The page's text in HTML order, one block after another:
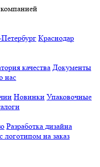
Краснодар
качества Документы
нас
Новинки Упаковочные
Разработка дизайна
логотипом на заказ